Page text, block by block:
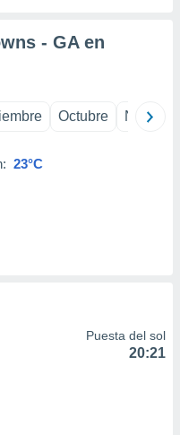
- GA en
Octubre
23°C
Puesta del sol
20:21